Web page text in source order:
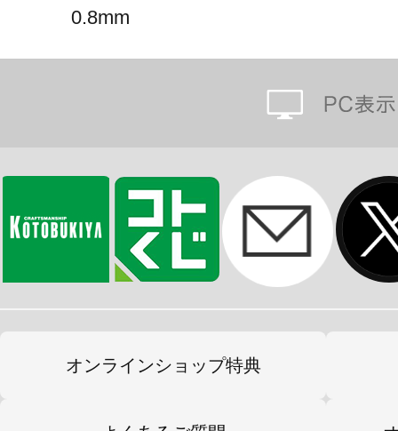
0.8mm
オンラインショップ特典